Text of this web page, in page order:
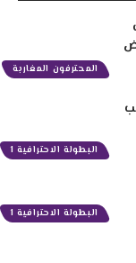
المحترفون المغاربة
البطولة الاحترافية 1
البطولة الاحترافية 1